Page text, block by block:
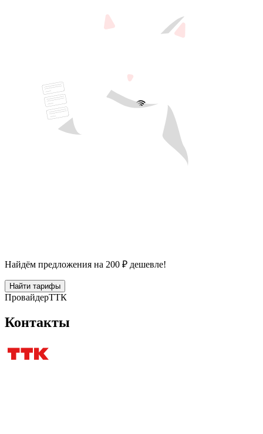
Найдём предложения на 200 ₽ дешевле!
Найти тарифы
ПровайдерТТК
Контакты